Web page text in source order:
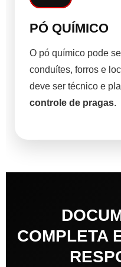
PÓ QUÍMICO
O pó químico pode
conduítes, forros e
deve ser técnico e
controle de pragas.
COMPLETA